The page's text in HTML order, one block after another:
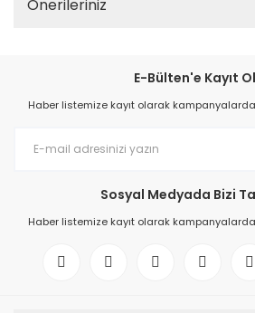
Önerileriniz
E-Bülten'e Kayıt
Haber listemize kayıt olarak
Sosyal Medyada Bizi
Haber listemize kayıt olarak